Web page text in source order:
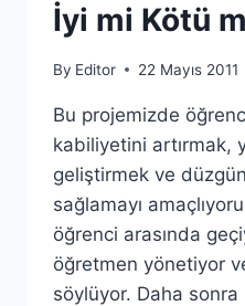
İyi mi Kötü
By Editor 22 Mayıs 2011
Bu projemizde
kabiliyetini artırmak,
geliştirmek ve
sağlamayı
öğrenci arasında
öğretmen yönetiyor
söylüyor. Daha